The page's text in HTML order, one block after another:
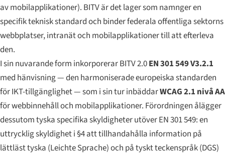
av mobilapplikationer). BITV är det lager som namnger en
specifik teknisk standard och binder federala offentliga sektorns
webbplatser, intranät och mobilapplikationer till att efterleva
den.
I sin nuvarande form inkorporerar BITV 2.0EN 301 549 V3.2.1
med hänvisning — den harmoniserade europeiska standarden
för IKT-tillgänglighet — som i sin tur inbäddarWCAG 2.1 nivå AA
för webbinnehåll och mobilapplikationer. Förordningen ålägger
dessutom tyska specifika skyldigheter utöver EN 301 549: en
uttrycklig skyldighet i §4 att tillhandahålla information på
lättläst tyska (Leichte Sprache) och på tyskt teckenspråk (DGS)